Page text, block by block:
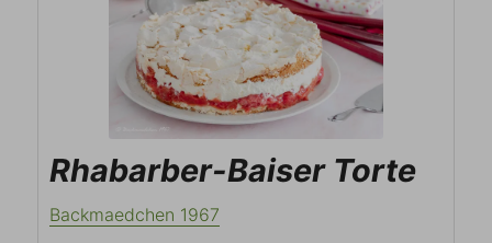
Rhabarber-Baiser Torte
Backmaedchen 1967